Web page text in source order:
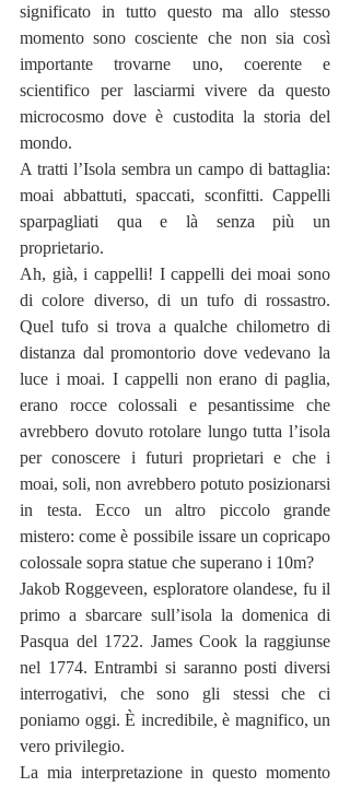
significato in tutto questo ma allo stesso
momento sono cosciente che non sia così
importante trovarne uno, coerente e
scientifico per lasciarmi vivere da questo
microcosmo dove è custodita la storia del
mondo.
A tratti l’Isola sembra un campo di battaglia:
moai abbattuti, spaccati, sconfitti. Cappelli
sparpagliati qua e là senza più un
proprietario.
Ah, già, i cappelli! I cappelli dei moai sono
di colore diverso, di un tufo di rossastro.
Quel tufo si trova a qualche chilometro di
distanza dal promontorio dove vedevano la
luce i moai. I cappelli non erano di paglia,
erano rocce colossali e pesantissime che
avrebbero dovuto rotolare lungo tutta l’isola
per conoscere i futuri proprietari e che i
moai, soli, non avrebbero potuto posizionarsi
in testa. Ecco un altro piccolo grande
mistero: come è possibile issare un copricapo
colossale sopra statue che superano i 10m?
Jakob Roggeveen, esploratore olandese, fu il
primo a sbarcare sull’isola la domenica di
Pasqua del 1722. James Cook la raggiunse
nel 1774. Entrambi si saranno posti diversi
interrogativi, che sono gli stessi che ci
poniamo oggi. È incredibile, è magnifico, un
vero privilegio.
La mia interpretazione in questo momento